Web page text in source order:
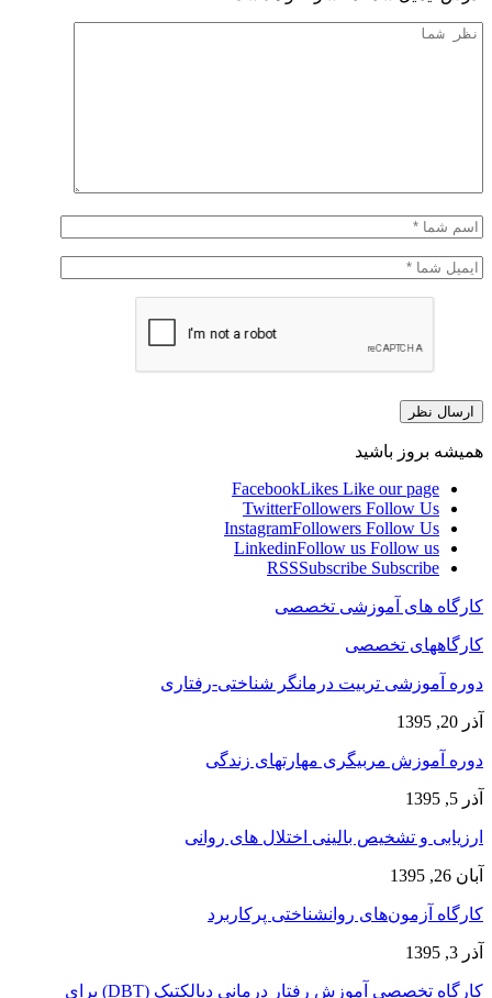
همیشه بروز باشید
FacebookLikes Like our page
TwitterFollowers Follow Us
InstagramFollowers Follow Us
LinkedinFollow us Follow us
RSSSubscribe Subscribe
کارگاه های آموزشی تخصصی
کارگاههای تخصصی
دوره آموزشی تربیت درمانگر شناختی-رفتاری
آذر 20, 1395
دوره آموزش مربیگری مهارتهای زندگی
آذر 5, 1395
ارزیابی و تشخیص بالینی اختلال های روانی
آبان 26, 1395
کارگاه آزمون‌های روانشناختی پرکاربرد
آذر 3, 1395
کارگاه تخصصی آموزش رفتار درمانی دیالکتیک (DBT) برای